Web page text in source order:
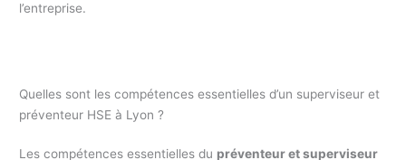
l’entreprise.
Quelles sont les compétences essentielles d’un superviseur et
préventeur HSE à Lyon ?
Les compétences essentielles du préventeur et superviseur